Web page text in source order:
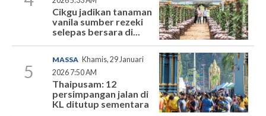
Cikgu jadikan tanaman
vanila sumber rezeki
selepas bersara di...
5
MASSA Khamis, 29 Januari
2026 7:50 AM
Thaipusam: 12
persimpangan jalan di
KL ditutup sementara